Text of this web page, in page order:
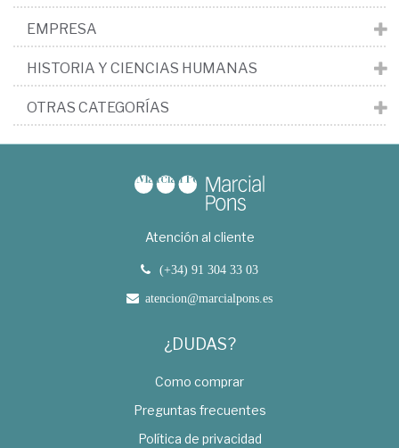
EMPRESA
HISTORIA Y CIENCIAS HUMANAS
OTRAS CATEGORÍAS
Atención al cliente
(+34) 91 304 33 03
atencion@marcialpons.es
¿DUDAS?
Como comprar
Preguntas frecuentes
Política de privacidad